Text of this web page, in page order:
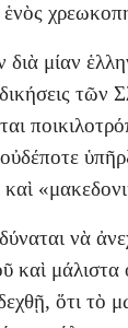
μίαν
καὶ
νὰ
καὶ
ὅτι τὸ